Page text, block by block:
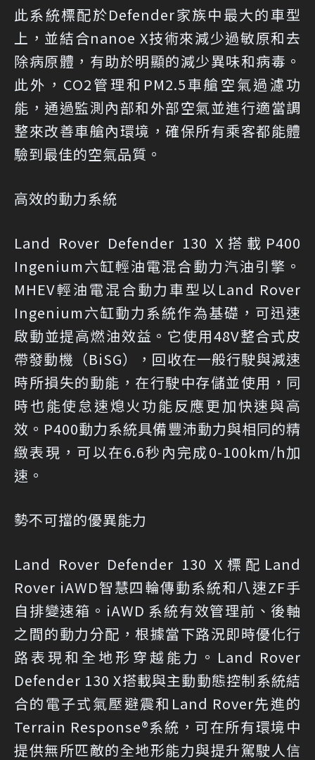
此系統標配於Defender家族中最大的車型
上，並結合nanoe X技術來減少過敏原和去
除病原體，有助於明顯的減少異味和病毒。
此外，CO2管理和PM2.5車艙空氣過濾功
能，通過監測內部和外部空氣並進行適當調
整來改善車艙內環境，確保所有乘客都能體
驗到最佳的空氣品質。
高效的動力系統
Land Rover Defender 130 X搭載P400
Ingenium六缸輕油電混合動力汽油引擎。
MHEV輕油電混合動力車型以Land Rover
Ingenium六缸動力系統作為基礎，可迅速
啟動並提高燃油效益。它使用48V整合式皮
帶發動機（BiSG），回收在一般行駛與減速
時所損失的動能，在行駛中存儲並使用，同
時也能使怠速熄火功能反應更加快速與高
效。P400動力系統具備豐沛動力與相同的精
緻表現，可以在6.6秒內完成0-100km/h加
速。
勢不可擋的優異能力
Land Rover Defender 130 X標配Land
Rover iAWD智慧四輪傳動系統和八速ZF手
自排變速箱。iAWD 系統有效管理前、後軸
之間的動力分配，根據當下路況即時優化行
路表現和全地形穿越能力。Land Rover
Defender 130 X搭載與主動動態控制系統結
合的電子式氣壓避震和Land Rover先進的
Terrain Response®系統，可在所有環境中
提供無所匹敵的全地形能力與提升駕駛人信